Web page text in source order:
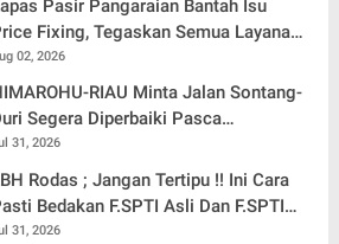
Pasir Pangaraian Bantah Isu
Fixing, Tegaskan Semua Layanan
02, 2026
RIAU Minta Jalan Sontang-
Segera Diperbaiki Pasca
Anak 9 Tahun
31, 2026
Rodas ; Jangan Tertipu !! Ini Cara
Bedakan F.SPTI Asli Dan F.SPTI
Abal -Abal
31, 2026